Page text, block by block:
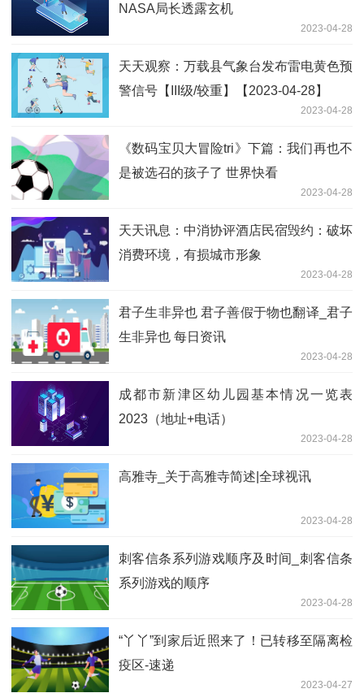
NASA局长透露玄机
2023-04-28
天天观察：万载县气象台发布雷电黄色预
警信号【III级/较重】【2023-04-28】
2023-04-28
《数码宝贝大冒险tri》下篇：我们再也不
是被选召的孩子了 世界快看
2023-04-28
天天讯息：中消协评酒店民宿毁约：破坏
消费环境，有损城市形象
2023-04-28
君子生非异也 君子善假于物也翻译_君子
生非异也 每日资讯
2023-04-28
成都市新津区幼儿园基本情况一览表
2023（地址+电话）
2023-04-28
高雅寺_关于高雅寺简述|全球视讯
2023-04-28
刺客信条系列游戏顺序及时间_刺客信条
系列游戏的顺序
2023-04-28
“丫丫”到家后近照来了！已转移至隔离检
疫区-速递
2023-04-27